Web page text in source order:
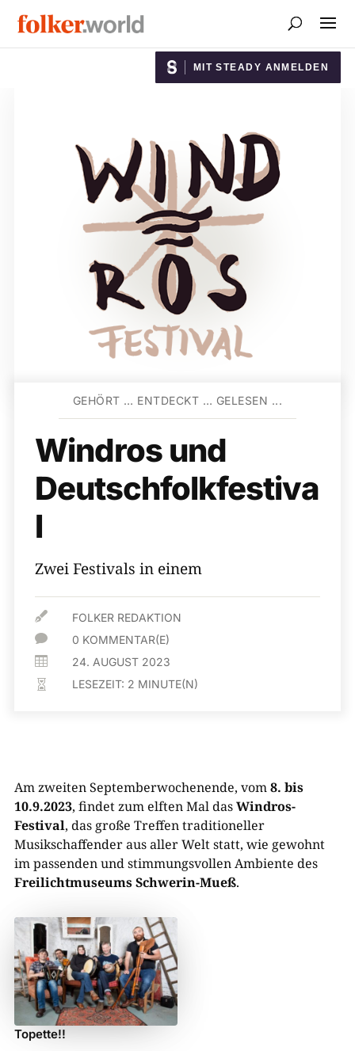
MIT STEADY ANMELDEN
GEHÖRT … ENTDECKT … GELESEN ...
Windros und
Deutschfolkfestiva
l
Zwei Festivals in einem
 FOLKER REDAKTION
 0 KOMMENTAR(E)
 24. AUGUST 2023
 LESEZEIT: 2 MINUTE(N)
Am zweiten Septemberwochenende, vom8. bis
10.9.2023, findet zum elften Mal dasWindros-
Festival, das große Treffen traditioneller
Musikschaffender aus aller Welt statt, wie gewohnt
im passenden und stimmungsvollen Ambiente des
Freilichtmuseums Schwerin-Mueß.
Topette!!